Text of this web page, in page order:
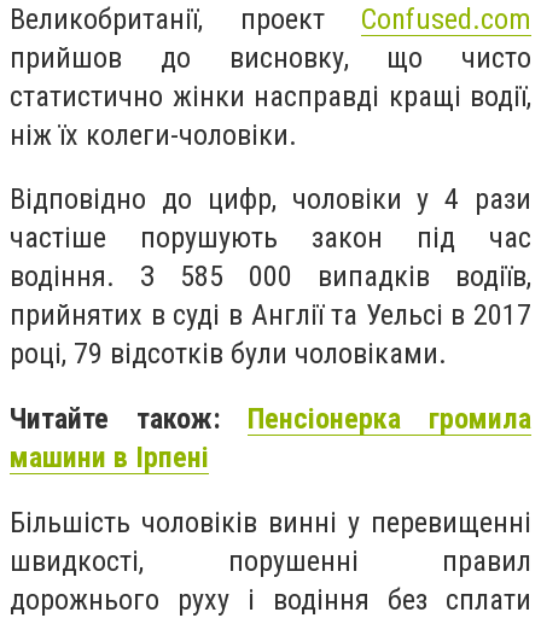
Великобританії, проект Confused.com
прийшов до висновку, що чисто
статистично жінки насправді кращі водії,
ніж їх колеги-чоловіки.
Відповідно до цифр, чоловіки у 4 рази
частіше порушують закон під час
водіння. З 585 000 випадків водіїв,
прийнятих в суді в Англії та Уельсі в 2017
році, 79 відсотків були чоловіками.
Читайте також: Пенсіонерка громила
машини в Ірпені
Більшість чоловіків винні у перевищенні
швидкості, порушенні правил
дорожнього руху і водіння без сплати